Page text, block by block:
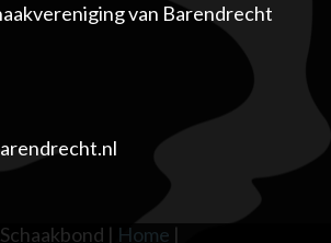
van Barendrecht
| Home |